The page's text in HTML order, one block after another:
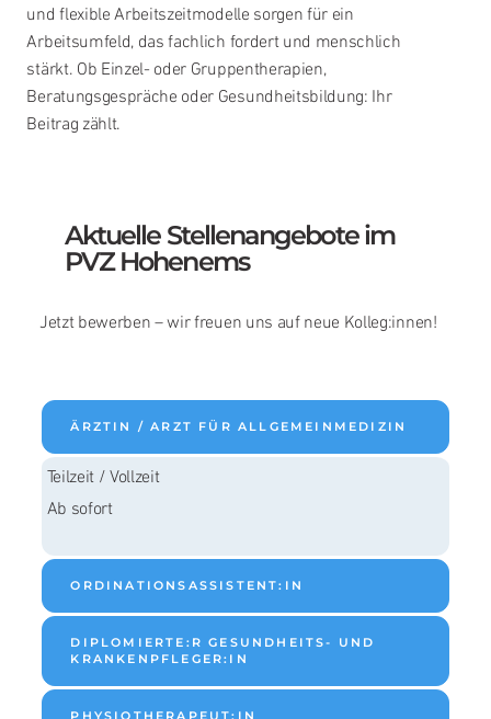
und flexible Arbeitszeitmodelle sorgen für ein
Arbeitsumfeld, das fachlich fordert und menschlich
stärkt. Ob Einzel- oder Gruppentherapien,
Beratungsgespräche oder Gesundheitsbildung: Ihr
Beitrag zählt.
Aktuelle Stellenangebote im
PVZ Hohenems
Jetzt bewerben – wir freuen uns auf neue Kolleg:innen!
ÄRZTIN / ARZT FÜR ALLGEMEINMEDIZIN
Teilzeit / Vollzeit
Ab sofort
ORDINATIONSASSISTENT:IN
DIPLOMIERTE:R GESUNDHEITS- UND
KRANKENPFLEGER:IN
PHYSIOTHERAPEUT:IN